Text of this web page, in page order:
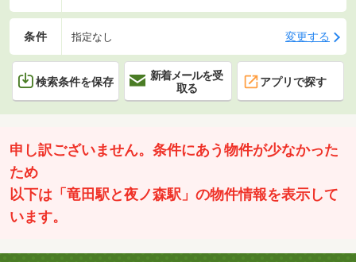
条件 指定なし 変更する
検索条件を保存
新着メールを受
取る
アプリで探す
申し訳ございません。条件にあう物件が少なかった
ため
以下は「竜田駅と夜ノ森駅」の物件情報を表示して
います。